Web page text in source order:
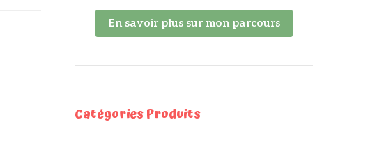
En savoir plus sur mon parcours
Catégories Produits